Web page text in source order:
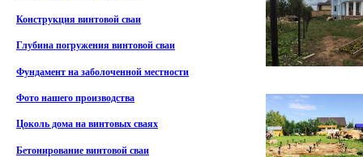
Конструкция винтовой сваи
Глубина погружения винтовой сваи
Фундамент на заболоченной местности
Фото нашего производства
Цоколь дома на винтовых сваях
Бетонирование винтовой сваи